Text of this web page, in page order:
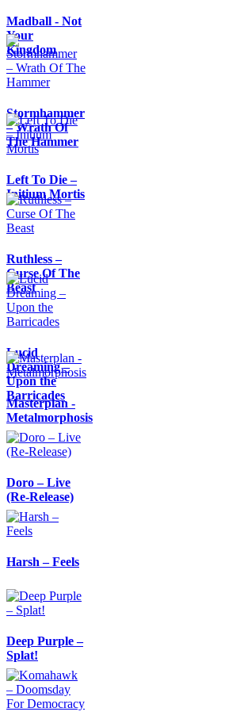
Madball - Not
Your
Kingdom
Stormhammer
– Wrath Of
The Hammer
Left To Die –
Initium Mortis
Ruthless –
Curse Of The
Beast
Lucid
Dreaming –
Upon the
Barricades
Masterplan -
Metalmorphosis
Doro – Live
(Re-Release)
Harsh – Feels
Deep Purple –
Splat!